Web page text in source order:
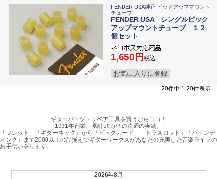
FENDER USA純正 ピックアップマウント
チューブ
FENDER USA シングルピック
アップマウントチューブ １２
個セット
1,650 税込
お気に入りに登録
20件中 1-20件表示
ギターパーツ・リペア工具を買うならココ！
1991年創業、累計50万個の流通の実績。
「フレット」「ギターネック」から「ピックガード」「トラスロッド」「バインデ
ィング」まで2000以上の品揃えでギターワークスがあなたの充実した音楽ライフの
お手伝いをします。
2026年8月